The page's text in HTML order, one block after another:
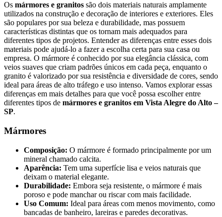
Os mármores e granitos são dois materiais naturais amplamente
utilizados na construção e decoração de interiores e exteriores. Eles
são populares por sua beleza e durabilidade, mas possuem
características distintas que os tornam mais adequados para
diferentes tipos de projetos. Entender as diferenças entre esses dois
materiais pode ajudá-lo a fazer a escolha certa para sua casa ou
empresa. O mármore é conhecido por sua elegância clássica, com
veios suaves que criam padrões únicos em cada peça, enquanto o
granito é valorizado por sua resistência e diversidade de cores, sendo
ideal para áreas de alto tráfego e uso intenso. Vamos explorar essas
diferenças em mais detalhes para que você possa escolher entre
diferentes tipos de mármores e granitos em Vista Alegre do Alto –
SP.
Mármores
Composição: O mármore é formado principalmente por um
mineral chamado calcita.
Aparência: Tem uma superfície lisa e veios naturais que
deixam o material elegante.
Durabilidade: Embora seja resistente, o mármore é mais
poroso e pode manchar ou riscar com mais facilidade.
Uso Comum: Ideal para áreas com menos movimento, como
bancadas de banheiro, lareiras e paredes decorativas.